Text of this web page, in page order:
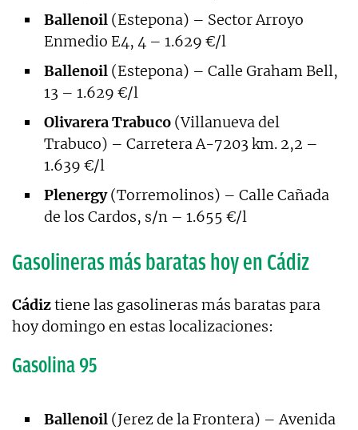
Ballenoil (Estepona) – Sector Arroyo
Enmedio E4, 4 – 1.629 €/l
Ballenoil (Estepona) – Calle Graham Bell,
13 – 1.629 €/l
Olivarera Trabuco (Villanueva del
Trabuco) – Carretera A-7203 km. 2,2 –
1.639 €/l
Plenergy(Torremolinos) – Calle Cañada
de los Cardos, s/n – 1.655 €/l
Gasolineras más baratas hoy en Cádiz
Cádiztiene las gasolineras más baratas para
hoy domingo en estas localizaciones:
Gasolina 95
Ballenoil (Jerez de la Frontera) – Avenida